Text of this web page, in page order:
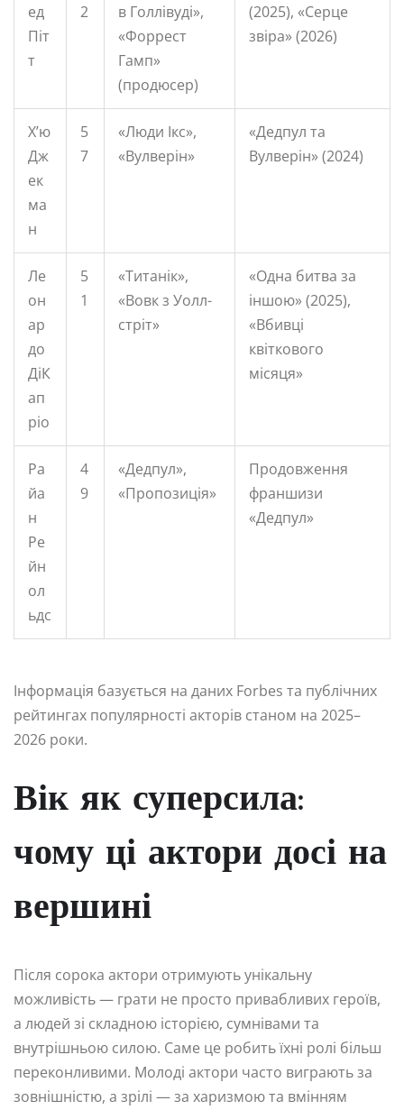
ед
Піт
т
2
в Голлівуді»,
«Форрест
Гамп»
(продюсер)
(2025), «Серце
звіра» (2026)
Х’ю
Дж
ек
ма
н
5
7
«Люди Ікс»,
«Вулверін»
«Дедпул та
Вулверін» (2024)
Ле
он
ар
до
ДіК
ап
ріо
5
1
«Титанік»,
«Вовк з Уолл-
стріт»
«Одна битва за
іншою» (2025),
«Вбивці
квіткового
місяця»
Ра
йа
н
Ре
йн
ол
ьдс
4
9
«Дедпул»,
«Пропозиція»
Продовження
франшизи
«Дедпул»
Інформація базується на даних Forbes та публічних
рейтингах популярності акторів станом на 2025–
2026 роки.
Вік як суперсила:
чому ці актори досі на
вершині
Після сорока актори отримують унікальну
можливість — грати не просто привабливих героїв,
а людей зі складною історією, сумнівами та
внутрішньою силою. Саме це робить їхні ролі більш
переконливими. Молоді актори часто виграють за
зовнішністю, а зрілі — за харизмою та вмінням